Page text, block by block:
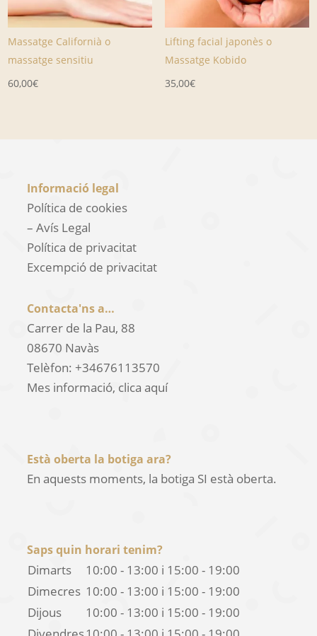
Massatge Californià o
massatge sensitiu
60,00€
Lifting facial japonès o
Massatge Kobido
35,00€
Informació legal
Política de cookies
– Avís Legal
Política de privacitat
Excempció de privacitat
Contacta'ns a…
Carrer de la Pau, 88
08670 Navàs
Telèfon: +34676113570
Mes informació, clica aquí
Està oberta la botiga ara?
En aquests moments, la botiga SI està oberta.
Saps quin horari tenim?
Dimarts 10:00 - 13:00 i 15:00 - 19:00
Dimecres 10:00 - 13:00 i 15:00 - 19:00
Dijous
10:00 - 13:00 i 15:00 - 19:00